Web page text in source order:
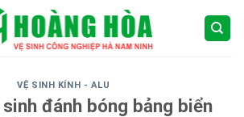
VỆ SINH KÍNH - ALU
đánh bóng bảng biển